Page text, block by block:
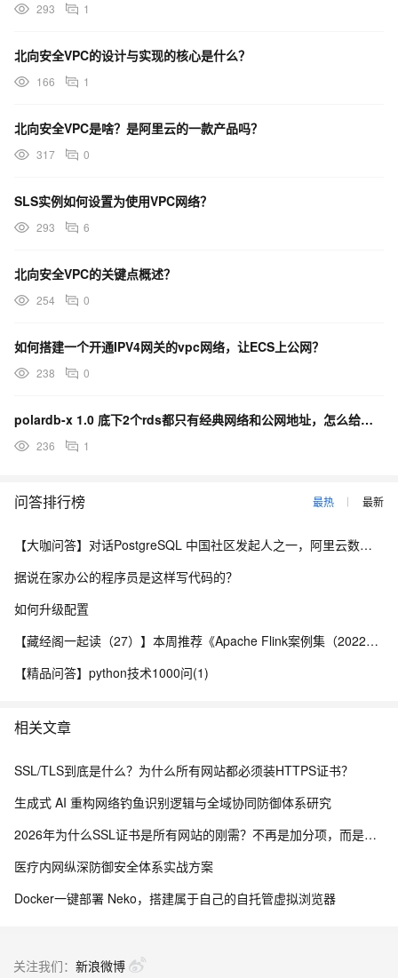
293 1
北向安全VPC的设计与实现的核心是什么？
166 1
北向安全VPC是啥？是阿里云的一款产品吗？
317 0
SLS实例如何设置为使用VPC网络？
293 6
北向安全VPC的关键点概述？
254 0
如何搭建一个开通IPV4网关的vpc网络，让ECS上公网？
238 0
polardb-x 1.0 底下2个rds都只有经典网络和公网地址，怎么给添加vpc网络？
236 1
问答排行榜 最热 最新
【大咖问答】对话PostgreSQL 中国社区发起人之一，阿里云数据库高级专家 德哥
据说在家办公的程序员是这样写代码的？
如何升级配置
【藏经阁一起读（27）】本周推荐《Apache Flink案例集（2022版）》，你有哪些心得？
【精品问答】python技术1000问(1)
相关文章
SSL/TLS到底是什么？为什么所有网站都必须装HTTPS证书？
生成式 AI 重构网络钓鱼识别逻辑与全域协同防御体系研究
2026年为什么SSL证书是所有网站的刚需？不再是加分项，而是建站底线
医疗内网纵深防御安全体系实战方案
Docker一键部署 Neko，搭建属于自己的自托管虚拟浏览器
关注我们： 新浪微博